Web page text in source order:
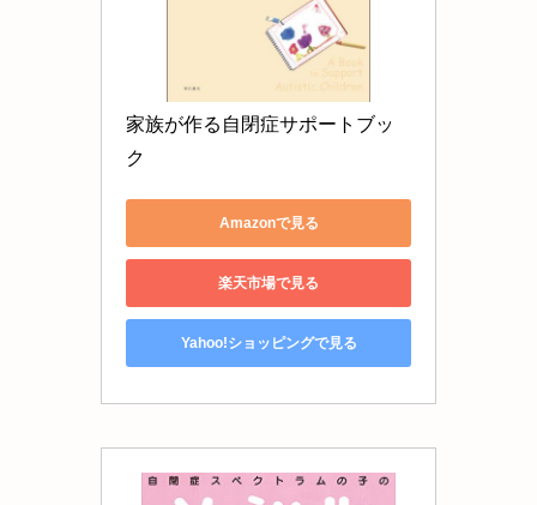
家族が作る自閉症サポートブッ
ク
Amazonで見る
楽天市場で見る
Yahoo!ショッピングで見る